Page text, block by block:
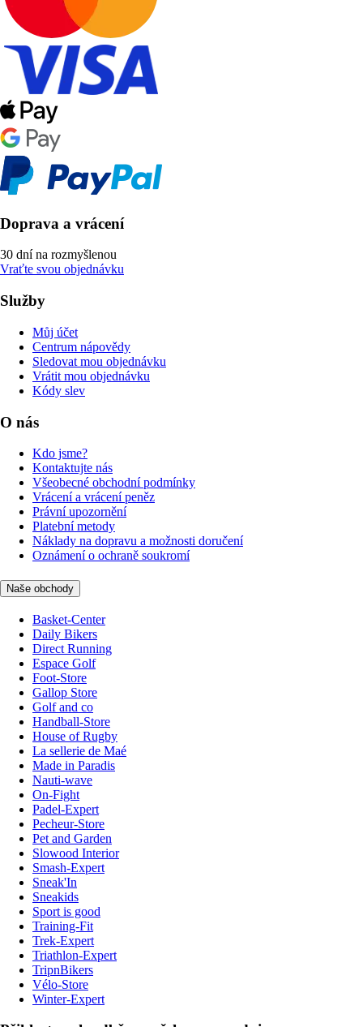
Doprava a vrácení
30 dní na rozmyšlenou
Vraťte svou objednávku
Služby
Můj účet
Centrum nápovědy
Sledovat mou objednávku
Vrátit mou objednávku
Kódy slev
O nás
Kdo jsme?
Kontaktujte nás
Všeobecné obchodní podmínky
Vrácení a vrácení peněz
Právní upozornění
Platební metody
Náklady na dopravu a možnosti doručení
Oznámení o ochraně soukromí
Naše obchody
Basket-Center
Daily Bikers
Direct Running
Espace Golf
Foot-Store
Gallop Store
Golf and co
Handball-Store
House of Rugby
La sellerie de Maé
Made in Paradis
Nauti-wave
On-Fight
Padel-Expert
Pecheur-Store
Pet and Garden
Slowood Interior
Smash-Expert
Sneak'In
Sneakids
Sport is good
Training-Fit
Trek-Expert
Triathlon-Expert
TripnBikers
Vélo-Store
Winter-Expert